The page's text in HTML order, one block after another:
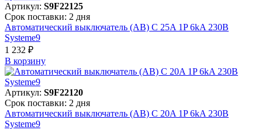
Артикул: S9F22125
Срок поставки: 2 дня
Автоматический выключатель (АВ) C 25A 1P 6kA 230В
Systeme9
1 232 ₽
В корзинy
Артикул: S9F22120
Срок поставки: 2 дня
Автоматический выключатель (АВ) C 20A 1P 6kA 230В
Systeme9